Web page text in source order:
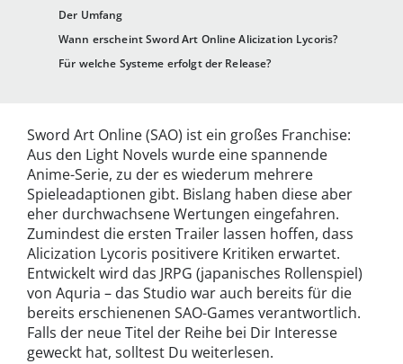
Der Umfang
Wann erscheint Sword Art Online Alicization Lycoris?
Für welche Systeme erfolgt der Release?
Sword Art Online (SAO) ist ein großes Franchise:
Aus den Light Novels wurde eine spannende
Anime-Serie, zu der es wiederum mehrere
Spieleadaptionen gibt. Bislang haben diese aber
eher durchwachsene Wertungen eingefahren.
Zumindest die ersten Trailer lassen hoffen, dass
Alicization Lycoris positivere Kritiken erwartet.
Entwickelt wird das JRPG (japanisches Rollenspiel)
von Aquria – das Studio war auch bereits für die
bereits erschienenen SAO-Games verantwortlich.
Falls der neue Titel der Reihe bei Dir Interesse
geweckt hat, solltest Du weiterlesen.